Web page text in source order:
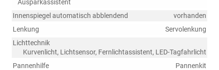
Ausparkassistent
Innenspiegel automatisch abblendend
vorhanden
Lenkung
Servolenkung
Lichttechnik
Kurvenlicht, Lichtsensor, Fernlichtassistent, LED-Tagfahrlicht
Pannenhilfe
Pannenkit